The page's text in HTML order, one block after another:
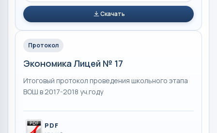
Скачать
Протокол
Экономика Лицей № 17
Итоговый протокол проведения школьного этапа
ВОШ в 2017-2018 уч.году
PDF